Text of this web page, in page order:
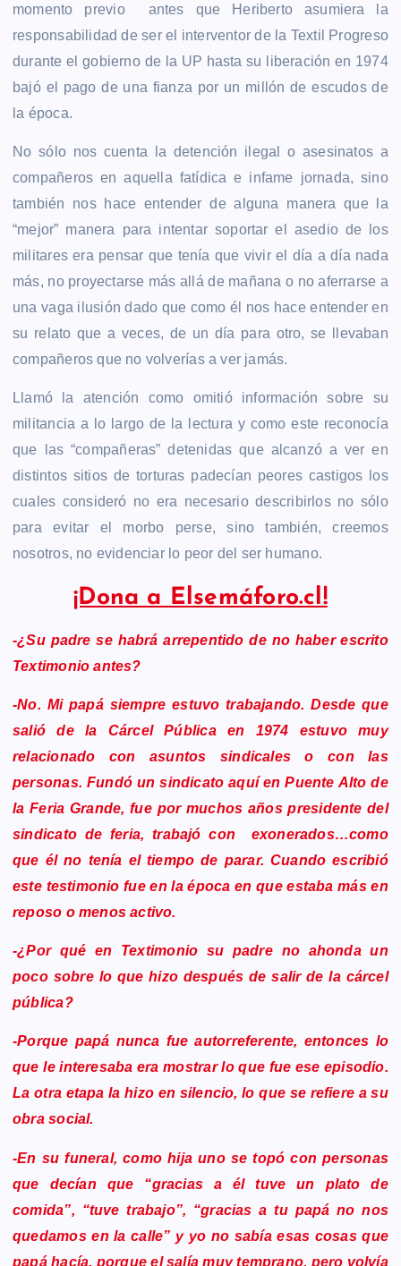
momento previo antes que Heriberto asumiera la
responsabilidad de ser el interventor de la Textil Progreso
durante el gobierno de la UP hasta su liberación en 1974
bajó el pago de una fianza por un millón de escudos de
la época.
No sólo nos cuenta la detención ilegal o asesinatos a
compañeros en aquella fatídica e infame jornada, sino
también nos hace entender de alguna manera que la
“mejor” manera para intentar soportar el asedio de los
militares era pensar que tenía que vivir el día a día nada
más, no proyectarse más allá de mañana o no aferrarse a
una vaga ilusión dado que como él nos hace entender en
su relato que a veces, de un día para otro, se llevaban
compañeros que no volverías a ver jamás.
Llamó la atención como omitió información sobre su
militancia a lo largo de la lectura y como este reconocía
que las “compañeras” detenidas que alcanzó a ver en
distintos sitios de torturas padecían peores castigos los
cuales consideró no era necesario describirlos no sólo
para evitar el morbo perse, sino también, creemos
nosotros, no evidenciar lo peor del ser humano.
¡Dona a Elsemáforo.cl!
-¿Su padre se habrá arrepentido de no haber escrito
Textimonio antes?
-No. Mi papá siempre estuvo trabajando. Desde que
salió de la Cárcel Pública en 1974 estuvo muy
relacionado con asuntos sindicales o con las
personas. Fundó un sindicato aquí en Puente Alto de
la Feria Grande, fue por muchos años presidente del
sindicato de feria, trabajó con exonerados…como
que él no tenía el tiempo de parar. Cuando escribió
este testimonio fue en la época en que estaba más en
reposo o menos activo.
-¿Por qué en Textimonio su padre no ahonda un
poco sobre lo que hizo después de salir de la cárcel
pública?
-Porque papá nunca fue autorreferente, entonces lo
que le interesaba era mostrar lo que fue ese episodio.
La otra etapa la hizo en silencio, lo que se refiere a su
obra social.
-En su funeral, como hija uno se topó con personas
que decían que “gracias a él tuve un plato de
comida”, “tuve trabajo”, “gracias a tu papá no nos
quedamos en la calle” y yo no sabía esas cosas que
papá hacía, porque el salía muy temprano, pero volvía